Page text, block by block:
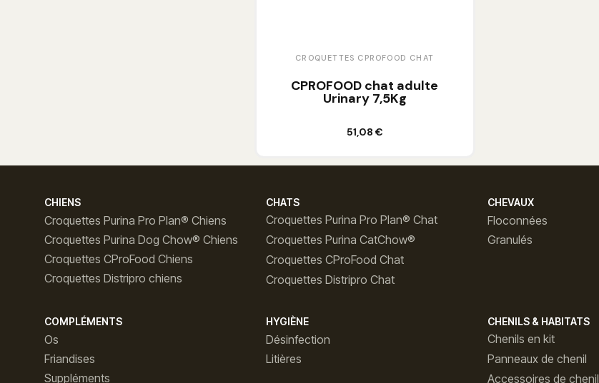
CROQUETTES CPROFOOD CHAT
CPROFOOD chat adulte
Urinary 7,5Kg
51,08 €
Ajouter au panier
CHIENS
Croquettes Purina Pro Plan® Chiens
Croquettes Purina Dog Chow® Chiens
Croquettes CProFood Chiens
Croquettes Distripro chiens
CHATS
Croquettes Purina Pro Plan® Chat
Croquettes Purina CatChow®
Croquettes CProFood Chat
Croquettes Distripro Chat
CHEVAUX
Floconnées
Granulés
COMPLÉMENTS
Os
Friandises
Suppléments
HYGIÈNE
Désinfection
Litières
CHENILS & HABITATS
Chenils en kit
Panneaux de chenil
Accessoires de chenil